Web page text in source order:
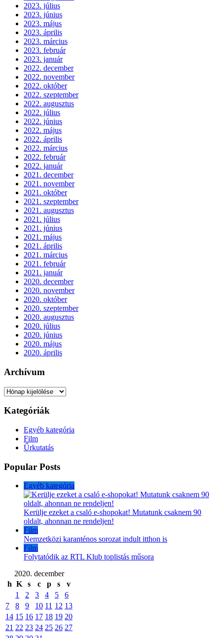
2023. július
2023. június
2023. május
2023. április
2023. március
2023. február
2023. január
2022. december
2022. november
2022. október
2022. szeptember
2022. augusztus
2022. július
2022. június
2022. május
2022. április
2022. március
2022. február
2022. január
2021. december
2021. november
2021. október
2021. szeptember
2021. augusztus
2021. július
2021. június
2021. május
2021. április
2021. március
2021. február
2021. január
2020. december
2020. november
2020. október
2020. szeptember
2020. augusztus
2020. július
2020. június
2020. május
2020. április
Archívum
Archívum
Kategóriák
Egyéb kategória
Film
Űrkutatás
Popular Posts
Egyéb kategória
Kerülje ezeket a csaló e-shopokat! Mutatunk csaknem 90
oldalt, ahonnan ne rendeljen!
Film
Nemzetközi karanténos sorozat indult itthon is
Film
Folytatódik az RTL Klub toplistás műsora
2020. december
h K s c p s
v
1
2 3 4 5
6
7
8 9 10 11 12 13
14 15 16 17 18 19 20
21 22 23 24 25 26 27